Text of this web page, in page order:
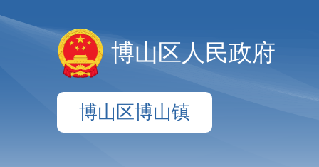
博山区人民政府
博山区博山镇